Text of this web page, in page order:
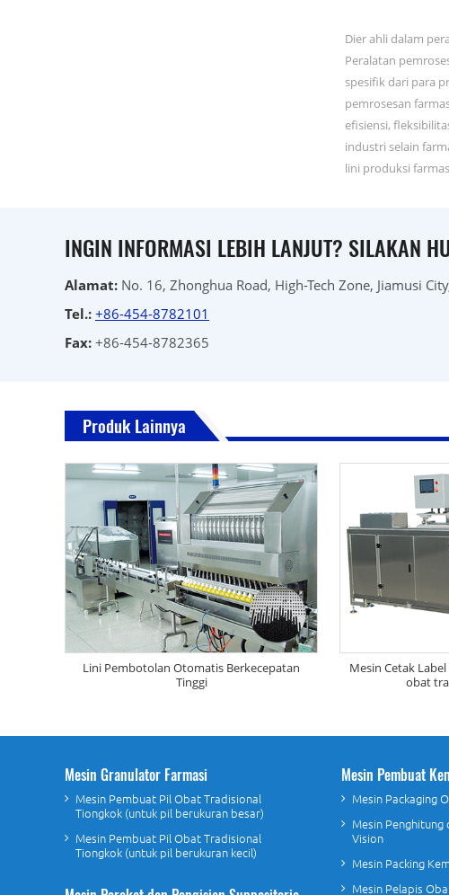
Dier ahli dalam
Peralatan
spesifik dari para
pemrosesan
efisiensi,
industri selain
lini produksi
INGIN INFORMASI LEBIH LANJUT? SILAKAN
Alamat: No. 16, Zhonghua Road, High-Tech Zone, Jiamusi
Tel.: +86-454-8782101
Fax: +86-454-8782365
Produk Lainnya
Lini Pembotolan Otomatis Berkecepatan
Tinggi
Mesin Cetak
obat
Mesin Granulator Farmasi
Mesin Pembuat Pil Obat Tradisional
Tiongkok (untuk pil berukuran besar)
Mesin Pembuat Pil Obat Tradisional
Tiongkok (untuk pil berukuran kecil)
Mesin Pembuat
Mesin Packaging
Mesin
Vision
Mesin Packing
Mesin Pelapis